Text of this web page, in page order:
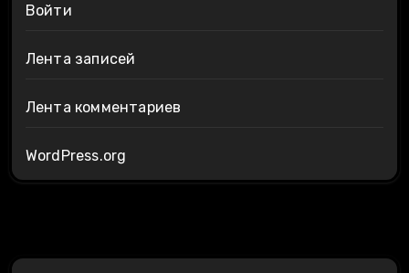
Войти
Лента записей
Лента комментариев
WordPress.org